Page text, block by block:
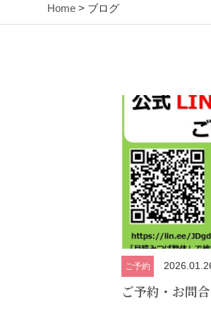
Home > ブログ
ご予約
ご予約・お問